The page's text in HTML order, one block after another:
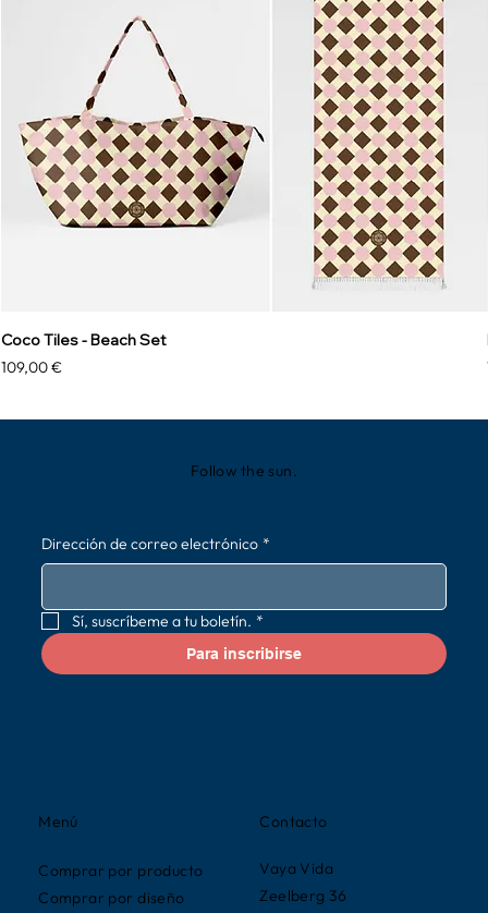
Coco Tiles - Beach Set
Precio
109,00 €
Contacto
Vaya Vida
Zeelberg 36
Menú
Comprar por producto
Comprar por diseño
Follow the sun.
Dirección de correo electrónico *
Sí, suscríbeme a tu boletín. *
Para inscribirse